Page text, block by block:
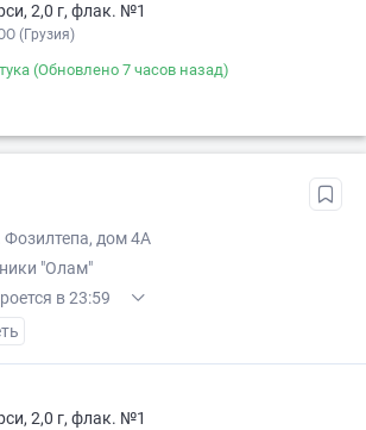
2,0 г, флак. №1
(Грузия)
(Обновлено 7 часов назад)
Фозилтепа, дом 4А
"Олам"
в 23:59
XX
2,0 г, флак. №1